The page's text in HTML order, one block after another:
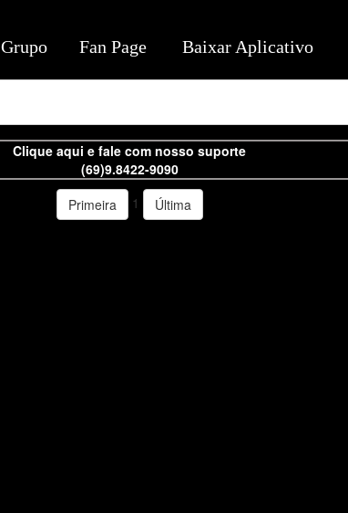
Clique aqui e fale com nosso suporte
(69)9.8422-9090
Primeira
1 Última
Grupo Fan Page Baixar Aplicativo